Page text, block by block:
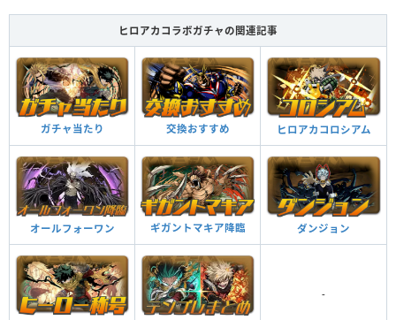
ヒロアカコラボガチャの関連記事
ガチャ当たり 交換おすすめ ヒロアカコロシアム
オールフォーワン ギガントマキア降臨 ダンジョン
-